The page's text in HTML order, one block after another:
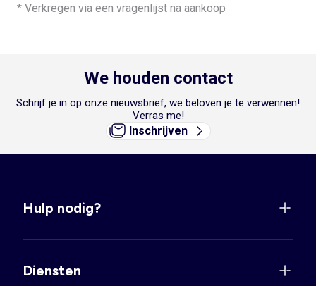
* Verkregen via een vragenlijst na aankoop
We houden contact
Schrijf je in op onze nieuwsbrief, we beloven je te verwennen!
Verras me!
Inschrijven
Hulp nodig?
Diensten